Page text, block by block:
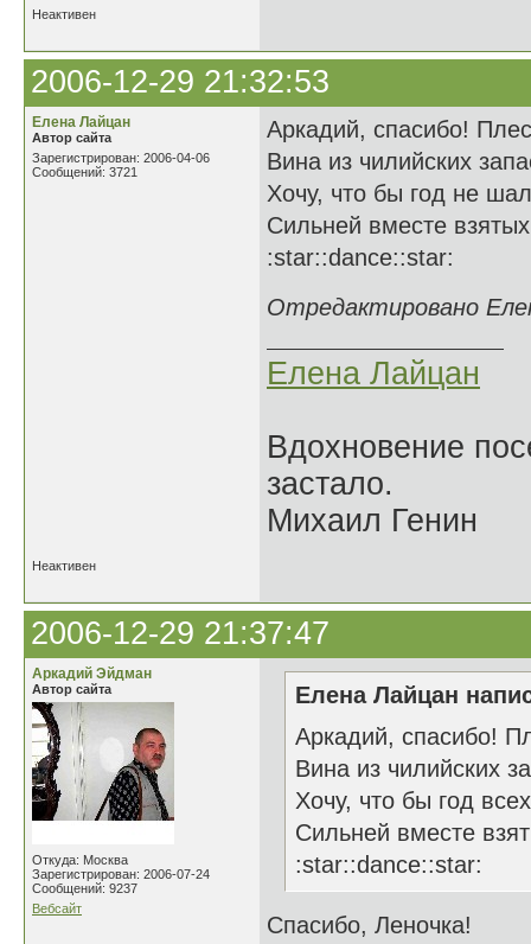
Неактивен
2006-12-29 21:32:53
Елена Лайцан
Автор сайта
Зарегистрирован: 2006-04-06
Сообщений: 3721
Аркадий, спасибо!
Вина из чилийских
Хочу, что бы год не
Сильней вместе
:star::dance::star:
Отредактировано
Елена Лайцан
Вдохновение
застало.
Михаил Генин
Неактивен
2006-12-29 21:37:47
Аркадий Эйдман
Автор сайта
Откуда: Москва
Зарегистрирован: 2006-07-24
Сообщений: 9237
Вебсайт
Елена Лайцан
Аркадий, спасибо!
Вина из чилийских
Хочу, что бы год
Сильней вместе
:star::dance::star:
Спасибо, Леночка!